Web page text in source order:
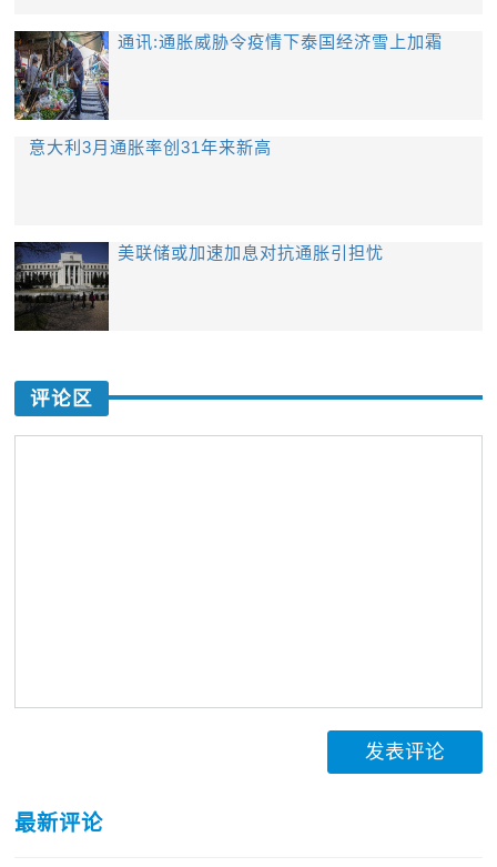
通讯:通胀威胁令疫情下泰国经济雪上加霜
意大利3月通胀率创31年来新高
美联储或加速加息对抗通胀引担忧
评论区
发表评论
最新评论